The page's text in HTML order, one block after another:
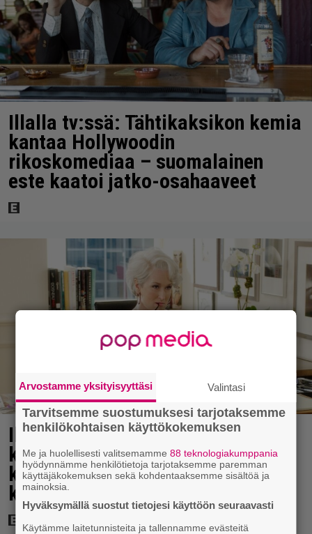
Illalla tv:ssä: Tähtikaksikon kemia
kantaa Hollywoodin
rikoskomediaa – suomalainen
este kaatoi jatko-osahaaveet
Illalla tv:ssä: Tyly käänne
kuvauksissa – Meryl Streepin
käytös muuttui draamakomedian
kulisseissa
Arvostamme yksityisyyttäsi Valintasi
Tarvitsemme suostumuksesi tarjotaksemme
henkilökohtaisen käyttökokemuksen
Me ja huolellisesti valitsemamme88 teknologiakumppania
hyödynnämme henkilötietoja tarjotaksemme paremman
käyttäjäkokemuksen sekä kohdentaaksemme sisältöä ja
mainoksia.
Hyväksymällä suostut tietojesi käyttöön seuraavasti
Käytämme laitetunnisteita ja tallennamme evästeitä